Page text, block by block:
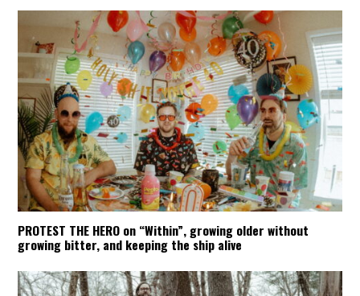
PROTEST THE HERO on “Within”, growing older without
growing bitter, and keeping the ship alive